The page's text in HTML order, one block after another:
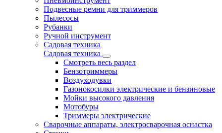
Подвесные ремни для триммеров
Пылесосы
Рубанки
Ручной инструмент
Садовая техника
Садовая техника
Смотреть весь раздел
Бензотриммеры
Воздуходувки
Газонокосилки электрические и бензиновые
Мойки высокого давления
Мотобуры
Триммеры электрические
Сварочные аппараты, электросварочная оснастка